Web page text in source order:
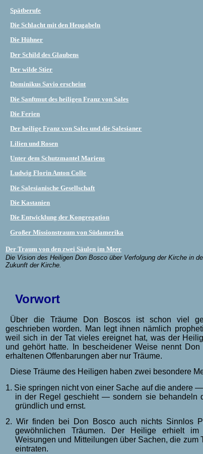
Spätberufe
Die Schlacht mit den Heugabeln
Die Hühner
Der Schild des Glaubens
Der wilde Stier
Dominikus Savio erscheint
Die Sanftmut des heiligen Franz von Sales
Die Ferien
Der heilige Franz von Sales und die Salesianer
Lilien und Rosen
Unter dem Schutzmantel Mariens
Ludwig Florin Anton Colle
Die Salesianische Gesellschaft
Die Kastanien
Die Entwicklung der Kongregation
Großer Missionstraum von Südamerika
Der Traum von den zwei Säulen im Meer
Die Vision des Heiligen Don Bosco über Verfolgung der Kirche in
Zukunft der Kirche.
Vorwort
Über die Träume Don Boscos ist schon viel
geschrieben worden. Man legt ihnen nämlich
weil sich in der Tat vieles ereignet hat, was der
und gehört hatte. In bescheidener Weise nennt
erhaltenen Offenbarungen aber nur Träume.
Diese Träume des Heiligen haben zwei besondere
1. Sie springen nicht von einer Sache auf die andere
in der Regel geschieht — sondern sie behandeln
gründlich und ernst.
2. Wir finden bei Don Bosco auch nichts Sinnlos
gewöhnlichen Träumen. Der Heilige erhielt im
Weisungen und Mitteilungen über Sachen, die zum
eintraten.